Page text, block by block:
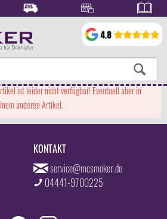
ist leider nicht verfügbar! Eventuell aber in
anderen Artikel.
KONTAKT
service@mcsmoker.de
04441-9700225